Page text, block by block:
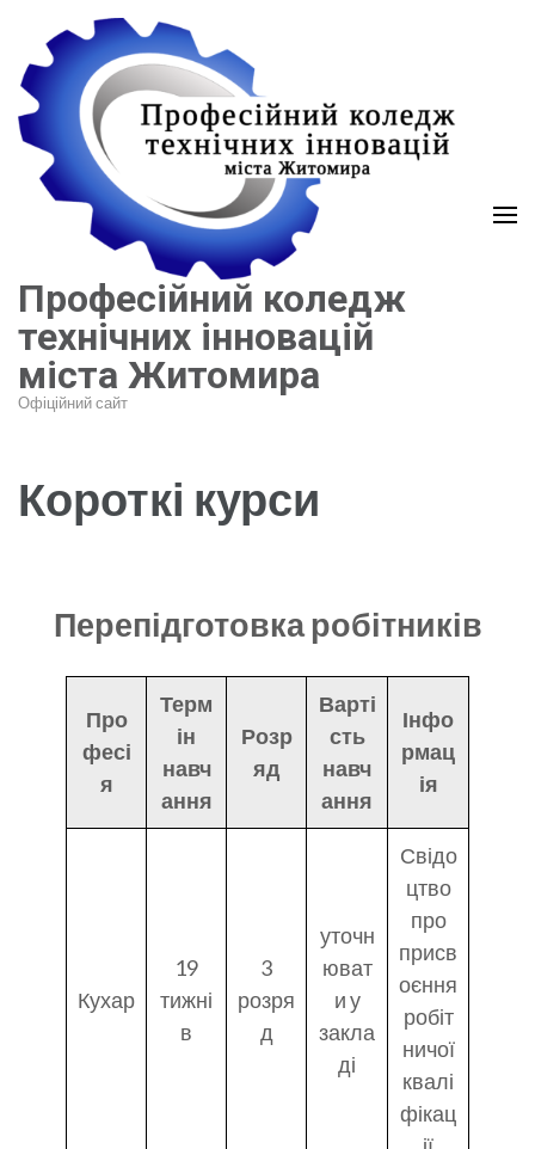
вмісту
(натисніть
Enter)
Професійний коледж
технічних інновацій
міста Житомира
Офіційний сайт
Короткі курси
Перепідготовка робітників
Про
фесі
я
Терм
ін
навч
ання
Розр
яд
Варті
сть
навч
ання
Інфо
рмац
ія
Кухар
19
тижні
в
3
розря
д
уточн
юват
и у
закла
ді
Свідо
цтво
про
присв
оєння
робіт
ничої
квалі
фікац